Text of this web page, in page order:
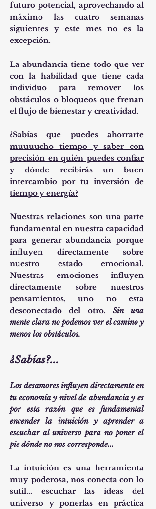
futuro potencial, aprovechando al
máximo las cuatro semanas
siguientes y este mes no es la
excepción.
La abundancia tiene todo que ver
con la habilidad que tiene cada
individuo para remover los
obstáculos o bloqueos que frenan
el flujo de bienestar y creatividad.
¿Sabías que puedes ahorrarte
muuuucho tiempo y saber con
precisión en quién puedes confiar
y dónde recibirás un buen
intercambio por tu inversión de
tiempo y energía?
Nuestras relaciones son una parte
fundamental en nuestra capacidad
para generar abundancia porque
influyen directamente sobre
nuestro estado emocional.
Nuestras emociones influyen
directamente sobre nuestros
pensamientos, uno no esta
desconectado del otro. Sin una
mente clara no podemos ver el camino y
menos los obstáculos.
¿Sabías?...
Los desamores influyen directamente en
tu economía y nivel de abundancia y es
por esta razón que es fundamental
encender la intuición y aprender a
escuchar al universo para no poner el
pie dónde no nos corresponde...
La intuición es una herramienta
muy poderosa, nos conecta con lo
sutil... escuchar las ideas del
universo y ponerlas en práctica